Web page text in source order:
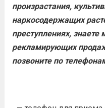
произрастания,
наркосодержащих
преступлениях,
рекламирующих
позвоните по